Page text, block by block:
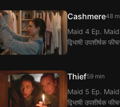
Cashmere48
Maid 4 Ep. Maid
द्विभाषी उपशीर्षक
Thief59 min
Maid 5 Ep. Maid
द्विभाषी उपशीर्षक